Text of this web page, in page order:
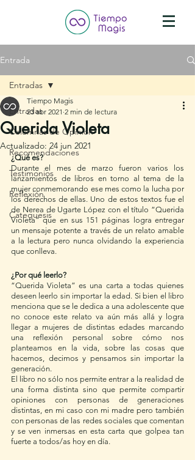
Entrada
Entradas
Columnas de Opinión
Recomendaciones
Testimonios
Reflexión
Catequesis
Entradas
Querida Violeta
Tiempo Magis
23 abr 2021 2 min de lectura
Actualizado: 24 jun 2021
¿Qué es?
Durante el mes de marzo fueron varios los
lanzamientos de libros en torno al tema de la
mujer conmemorando ese mes como la lucha por
los derechos de ellas. Uno de estos textos fue el
de Nerea de Ugarte López con el título “Querida
Violeta” que en sus 151 páginas logra entregar
un mensaje potente a través de un relato amable
a la lectura pero nunca olvidando la experiencia
que conlleva.
¿Por qué leerlo?
“Querida Violeta” es una carta a todas quienes
deseen leerlo sin importar la edad. Si bien el libro
menciona que se le dedica a una adolescente que
no conoce este relato va aún más allá y logra
llegar a mujeres de distintas edades marcando
una reflexión personal sobre cómo nos
planteamos en la vida, sobre las cosas que
hacemos, decimos y pensamos sin importar la
generación.
El libro no sólo nos permite entrar a la realidad de
una forma distinta sino que permite compartir
opiniones con personas de generaciones
distintas, en mi caso con mi madre pero también
con personas de las redes sociales que comentan
y se ven inmersas en esta carta que golpea tan
fuerte a todos/as hoy en día.